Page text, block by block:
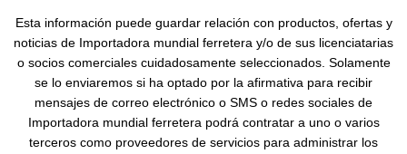
Esta información puede guardar relación con productos, ofertas y
noticias de Importadora mundial ferretera y/o de sus licenciatarias
o socios comerciales cuidadosamente seleccionados. Solamente
se lo enviaremos si ha optado por la afirmativa para recibir
mensajes de correo electrónico o SMS o redes sociales de
Importadora mundial ferretera podrá contratar a uno o varios
terceros como proveedores de servicios para administrar los